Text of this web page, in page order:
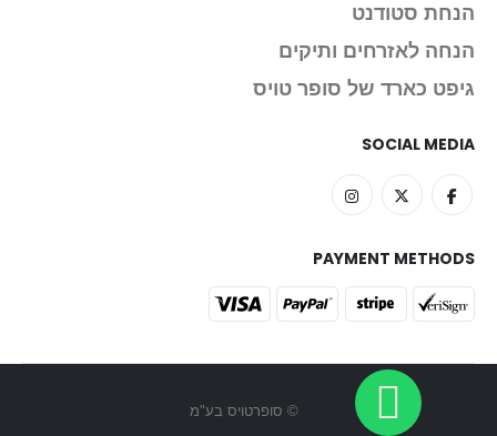
הנחת סטודנט
הנחה לאזרחים ותיקים
גיפט כארד של סופר טויס
SOCIAL MEDIA
PAYMENT METHODS
© סופרטויס בע"מ